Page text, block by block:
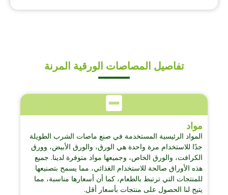
تفاصيل المصاصات الورقية المرنة
مواد
المواد الرئيسية المستخدمة في صنع ماصات الشرب الطويلة
جدًا للاستخدام مرة واحدة هي الورق، والورق الأبيض، وورق
الكرافت، والورق الخاص، وجميعها مواد متوفرة لدينا. جميع
هذه الأوراق صالحة للاستخدام الغذائي، مما يسمح بتصنيعها
للمنتجات التي ترتبط بالطعام، كما أن أسعارها مناسبة، مما
يتيح لنا الحصول على منتجات بأسعار أقل.